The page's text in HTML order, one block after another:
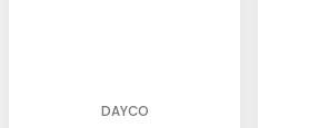
DAYCO